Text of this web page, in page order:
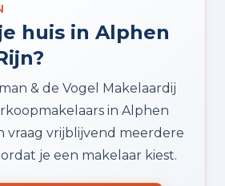
huis in Alphen
& de Vogel Makelaardij
in Alphen
vraag vrijblijvend meerdere
je een makelaar kiest.